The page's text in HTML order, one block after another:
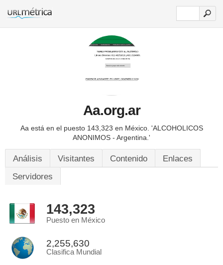
Aa.org.ar
Aa está en el puesto 143,323 en México. 'ALCOHOLICOS
ANONIMOS - Argentina.'
Análisis Visitantes Contenido
Enlaces
Servidores
143,323
Puesto en México
2,255,630
Clasifica Mundial